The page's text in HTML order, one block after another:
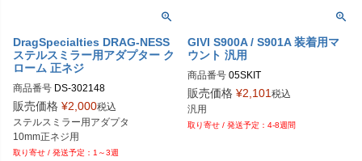
DragSpecialties DRAG-NESS
ステルスミラー用アダプター ク
ローム 正ネジ
商品番号 DS-302148
販売価格 ¥2,000税込
ステルスミラー用アダプタ
10mm正ネジ用
1～3週
GIVI S900A / S901A 装着用マ
ウント 汎用
商品番号 05SKIT
販売価格 ¥2,101 税込
汎用
4-8週間